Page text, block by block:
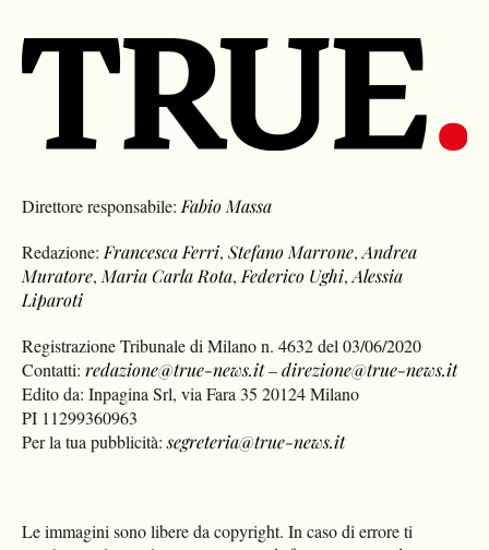
Redazione:Francesca Ferri,Stefano Marrone ,Andrea
Muratore
Registrazione Tribunale di Milano n. 4632 del 03/06/2020
Contatti: redazione@true-news.it–direzione@true-news.it
Edito da: Inpagina Srl, via Fara 35 20124 Milano
PI 11299360963